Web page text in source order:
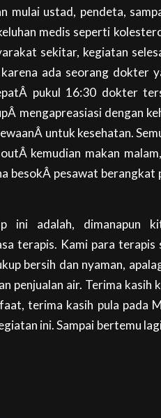
mulai ustad, pendeta,
medis seperti
sekitar, kegiatan
karena ada seorang dokter
pukul 16:30 dokter
mengapreasiasi dengan
untuk kesehatan.
kemudian makan
besokÂ pesawat
ini adalah, dimanapun
terapis. Kami para
bersih dan nyaman,
penjualan air. Terima kasih
terima kasih pula pada
ini. Sampai bertemu